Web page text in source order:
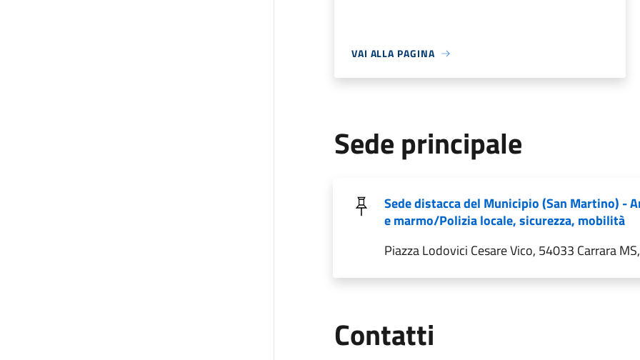
VAI ALLA PAGINA
Sede principale
Sede distacca del Municipio (San Martino) -
e marmo/Polizia locale, sicurezza, mobilità
Piazza Lodovici Cesare Vico, 54033 Carrara
Contatti